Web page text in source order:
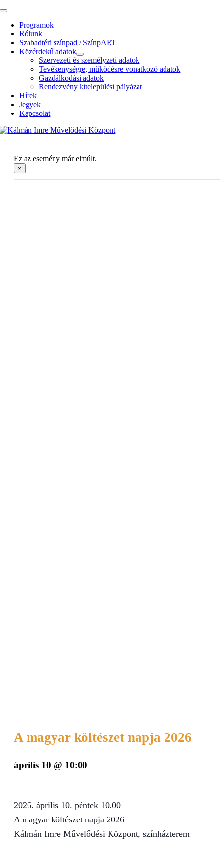
Kihagyás
Toggle
NavigationProgramok
Rólunk
Szabadtéri színpad / SzínpART
Közérdekű adatok
Szervezeti és személyzeti adatok
Tevékenységre, működésre vonatkozó adatok
Gazdálkodási adatok
Rendezvény kitelepülési pályázat
Hírek
Jegyek
Kapcsolat
Ez az esemény már elmúlt.
×
A magyar költészet napja 2026
április 10 @ 10:00
2026. április 10. péntek 10.00
A magyar költészet napja 2026
Kálmán Imre Művelődési Központ, színházterem